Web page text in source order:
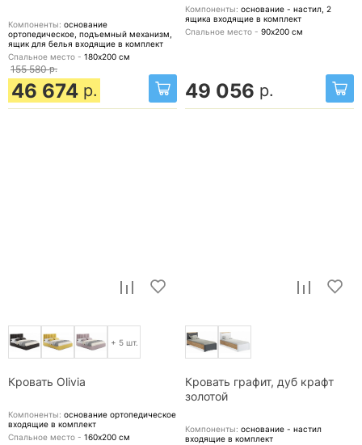
Компоненты: основание
ортопедическое, подъемный механизм,
ящик для белья входящие в комплект
Спальное место - 180х200 см
155 580 р.
46 674 р.
Компоненты: основание - настил, 2
ящика входящие в комплект
Спальное место - 90х200 см
49 056 р.
+ 5 шт.
Кровать Olivia
Компоненты: основание ортопедическое
входящие в комплект
Спальное место - 160х200 см
Кровать графит, дуб крафт
золотой
Компоненты: основание - настил
входящие в комплект